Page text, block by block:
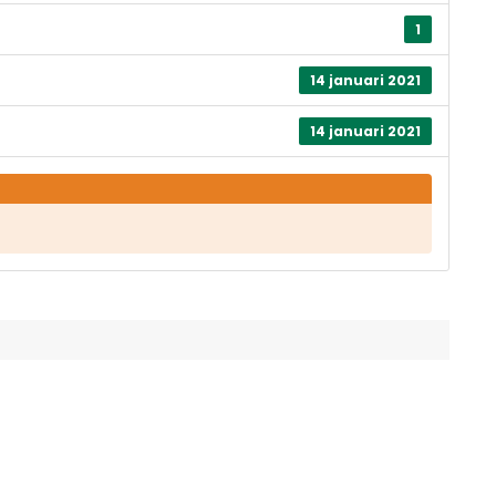
1
14 januari 2021
14 januari 2021